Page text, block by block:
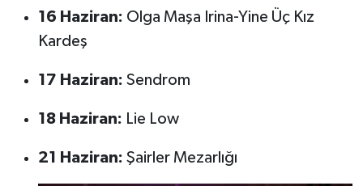
16 Haziran: Olga Maşa Irina-Yine Üç Kız
Kardeş
17 Haziran: Sendrom
18 Haziran: Lie Low
21 Haziran: Şairler Mezarlığı